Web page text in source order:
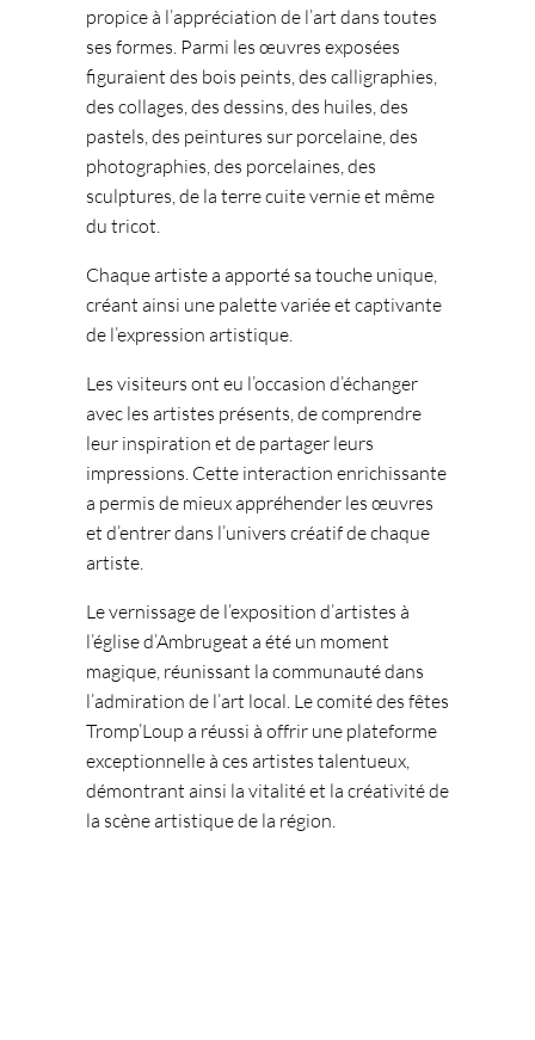
propice à l’appréciation de l’art dans toutes
ses formes. Parmi les œuvres exposées
figuraient des bois peints, des calligraphies,
des collages, des dessins, des huiles, des
pastels, des peintures sur porcelaine, des
photographies, des porcelaines, des
sculptures, de la terre cuite vernie et même
du tricot.
Chaque artiste a apporté sa touche unique,
créant ainsi une palette variée et captivante
de l’expression artistique.
Les visiteurs ont eu l’occasion d’échanger
avec les artistes présents, de comprendre
leur inspiration et de partager leurs
impressions. Cette interaction enrichissante
a permis de mieux appréhender les œuvres
et d’entrer dans l’univers créatif de chaque
artiste.
Le vernissage de l’exposition d’artistes à
l’église d’Ambrugeat a été un moment
magique, réunissant la communauté dans
l’admiration de l’art local. Le comité des fêtes
Tromp’Loup a réussi à offrir une plateforme
exceptionnelle à ces artistes talentueux,
démontrant ainsi la vitalité et la créativité de
la scène artistique de la région.